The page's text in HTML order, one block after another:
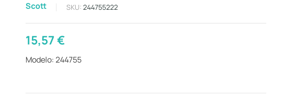
Scott SKU: 244755222
15,57€
Modelo: 244755